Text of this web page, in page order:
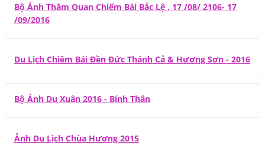
Bộ Ảnh Thăm Quan Chiếm Bái Bắc Lệ , 17 /08/ 2106- 17
/09/2016
Du Lịch Chiêm Bái Đền Đức Thánh Cả & Hương Sơn - 2016
Bộ Ảnh Du Xuân 2016 - Bính Thân
Ảnh Du Lịch Chùa Hương 2015